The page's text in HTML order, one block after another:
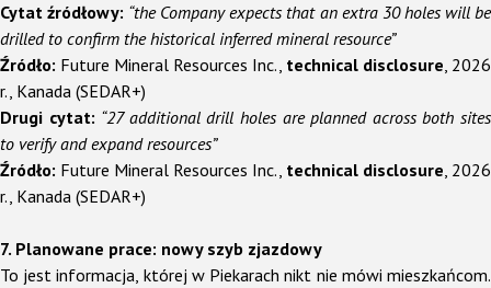
Cytat źródłowy: “the Company expects that an extra 30 holes will be
drilled to confirm the historical inferred mineral resource”
Źródło: Future Mineral Resources Inc., technical disclosure, 2026
r., Kanada (SEDAR+)
Drugi cytat: “27 additional drill holes are planned across both sites
to verify and expand resources”
Źródło: Future Mineral Resources Inc., technical disclosure, 2026
r., Kanada (SEDAR+)
7. Planowane prace: nowy szyb zjazdowy
To jest informacja, której w Piekarach nikt nie mówi mieszkańcom.